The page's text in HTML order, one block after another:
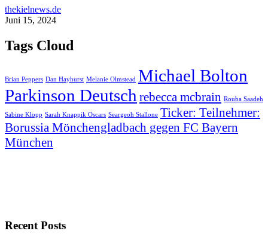
thekielnews.de
Juni 15, 2024
Tags Cloud
Brian Peppers Dan Hayhurst Melanie Olmstead Michael Bolton
Parkinson Deutsch rebecca mcbrain Rouba Saadeh
Sabine Klopp Sarah Knappik Oscars Seargeoh Stallone Ticker: Teilnehmer:
Borussia Mönchengladbach gegen FC Bayern
München
Recent Posts